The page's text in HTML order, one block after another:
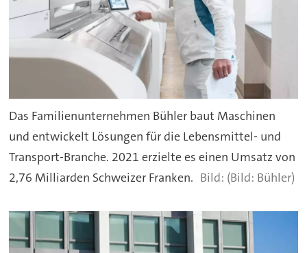
Das Familienunternehmen Bühler baut Maschinen
und entwickelt Lösungen für die Lebensmittel- und
Transport-Branche. 2021 erzielte es einen Umsatz von
2,76 Milliarden Schweizer Franken.
(Bild: Bühler)